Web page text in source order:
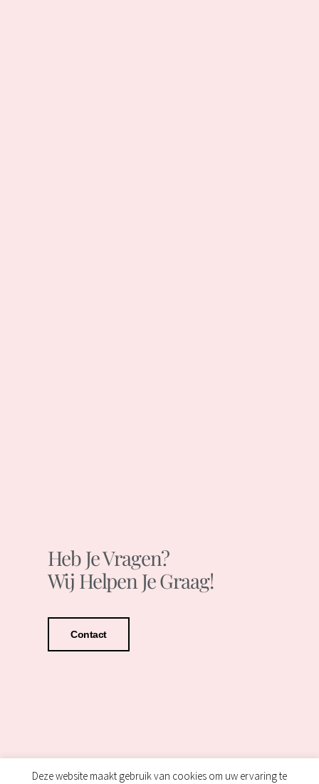
Heb Je Vragen?
Wij Helpen Je Graag!
Contact
Deze website maakt gebruik van cookies om uw ervaring te